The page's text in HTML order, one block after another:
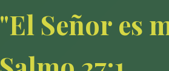
"El Señor es